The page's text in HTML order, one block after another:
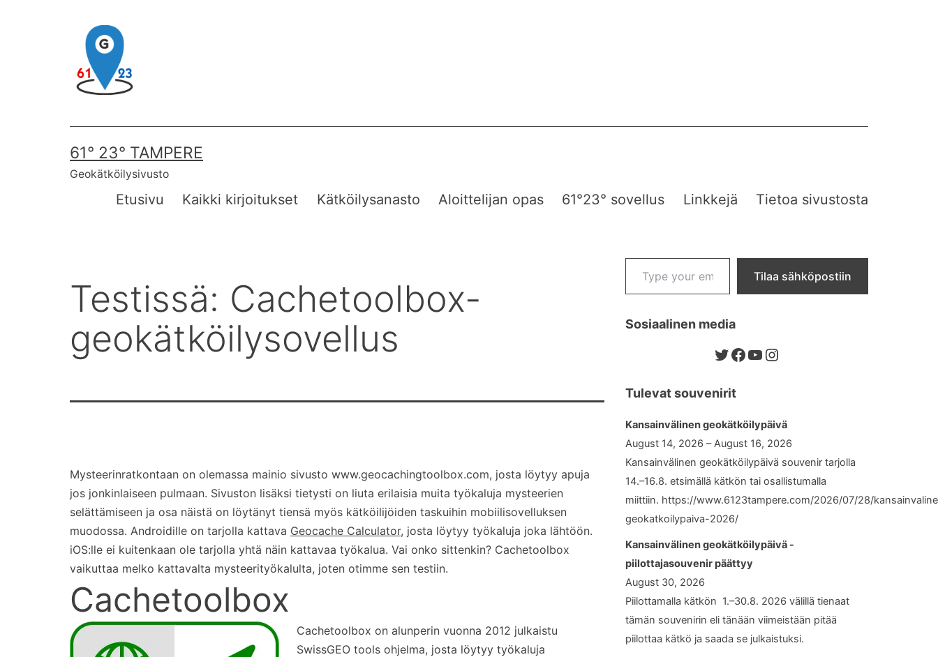
61° 23° TAMPERE
Geokätköilysivusto
Etusivu Kaikki kirjoitukset Kätköilysanasto Aloittelijan opas 61°23° sovellus Linkkejä Tietoa sivustosta
Testissä: Cachetoolbox-
geokätköilysovellus
Mysteerinratkontaan on olemassa mainio sivusto www.geocachingtoolbox.com, josta löytyy apuja
jos jonkinlaiseen pulmaan. Sivuston lisäksi tietysti on liuta erilaisia muita työkaluja mysteerien
selättämiseen ja osa näistä on löytänyt tiensä myös kätköilijöiden taskuihin mobiilisovelluksen
muodossa. Androidille on tarjolla kattava Geocache Calculator, josta löytyy työkaluja joka lähtöön.
iOS:lle ei kuitenkaan ole tarjolla yhtä näin kattavaa työkalua. Vai onko sittenkin? Cachetoolbox
vaikuttaa melko kattavalta mysteerityökalulta, joten otimme sen testiin.
Cachetoolbox
Cachetoolbox on alunperin vuonna 2012 julkaistu
SwissGEO tools ohjelma, josta löytyy työkaluja
Type your email…
Tilaa sähköpostiin
Sosiaalinen media
Twitter
Facebook
YouTube
Instagram
Tulevat souvenirit
Kansainvälinen geokätköilypäivä
August 14, 2026 – August 16, 2026
Kansainvälinen geokätköilypäivä souvenir tarjolla
14.–16.8. etsimällä kätkön tai osallistumalla
miittiin. https://www.6123tampere.com/2026/07/28/
geokatkoilypaiva-2026/
Kansainvälinen geokätköilypäivä -
piilottajasouvenir päättyy
August 30, 2026
Piilottamalla kätkön 1.–30.8. 2026 välillä tienaat
tämän souvenirin eli tänään viimeistään pitää
piilottaa kätkö ja saada se julkaistuksi.